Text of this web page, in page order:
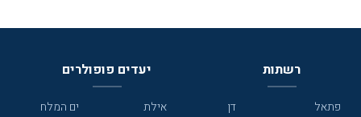
רשתות
פתאל
דן
יעדים פופולרים
אילת
ים המלח